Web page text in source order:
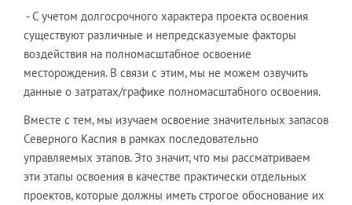
- С учетом долгосрочного характера проекта освоения
существуют различные и непредсказуемые факторы
воздействия на полномасштабное освоение
месторождения. В связи с этим, мы не можем озвучить
данные о затратах/графике полномасштабного освоения.
Вместе с тем, мы изучаем освоение значительных запасов
Северного Каспия в рамках последовательно
управляемых этапов. Это значит, что мы рассматриваем
эти этапы освоения в качестве практически отдельных
проектов, которые должны иметь строгое обоснование их